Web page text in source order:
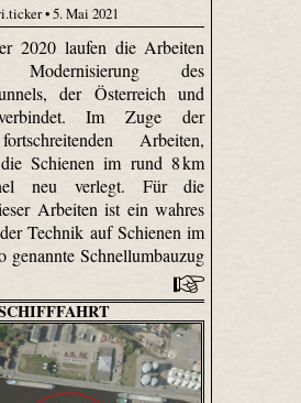
• 5. Mai 2021
2020 laufen die Arbeiten
des
der Österreich und
Im Zuge der
Arbeiten,
Schienen im rund 8 km
neu verlegt. Für die
Arbeiten ist ein wahres
Technik auf Schienen im
genannte Schnellumbauzug